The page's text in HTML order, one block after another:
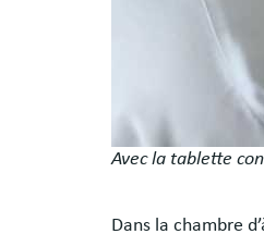
Avec la tablette
Dans la chambre